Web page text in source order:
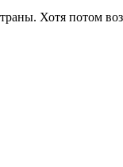
Хотя потом